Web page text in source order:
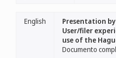
English
Presentation
User/filer
use of the
Documento